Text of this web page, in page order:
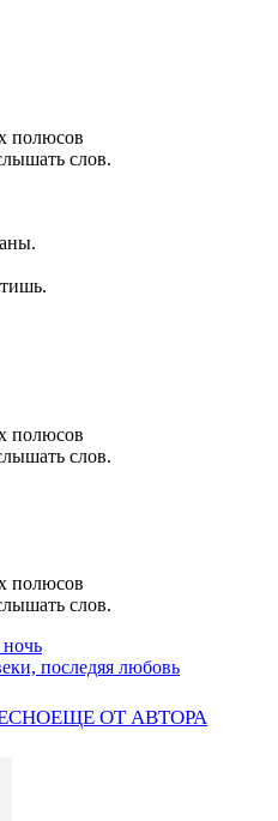
полюсов
слов.
полюсов
слов.
полюсов
слов.
последяя любовь
ЕЩЕ ОТ АВТОРА